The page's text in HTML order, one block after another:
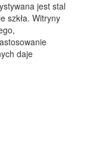
jest stal
szkła. Witryny
daje